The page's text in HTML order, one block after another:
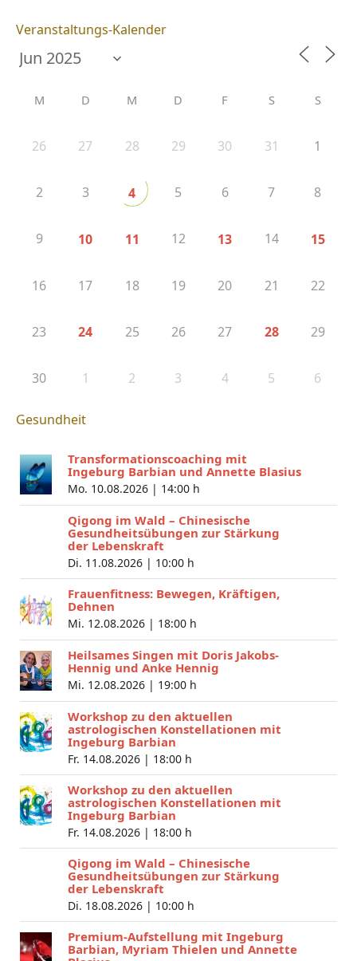
Veranstaltungs-Kalender
M D M D F S S
26 27 28 29 30 31 1
2 3 4 5 6 7 8
9 10 11 12 13 14 15
16 17 18 19 20 21 22
23 24 25 26 27 28 29
30 1 2 3 4 5 6
Gesundheit
Transformationscoaching mit
Ingeburg Barbian und Annette Blasius
Mo. 10.08.2026 | 14:00 h
Qigong im Wald – Chinesische
Gesundheitsübungen zur Stärkung
der Lebenskraft
Di. 11.08.2026 | 10:00 h
Frauenfitness: Bewegen, Kräftigen,
Dehnen
Mi. 12.08.2026 | 18:00 h
Heilsames Singen mit Doris Jakobs-
Hennig und Anke Hennig
Mi. 12.08.2026 | 19:00 h
Workshop zu den aktuellen
astrologischen Konstellationen mit
Ingeburg Barbian
Fr. 14.08.2026 | 18:00 h
Workshop zu den aktuellen
astrologischen Konstellationen mit
Ingeburg Barbian
Fr. 14.08.2026 | 18:00 h
Qigong im Wald – Chinesische
Gesundheitsübungen zur Stärkung
der Lebenskraft
Di. 18.08.2026 | 10:00 h
Premium-Aufstellung mit Ingeburg
Barbian, Myriam Thielen und Annette